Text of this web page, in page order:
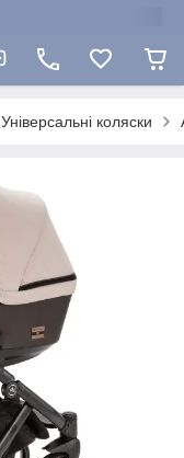
Універсальні коляски